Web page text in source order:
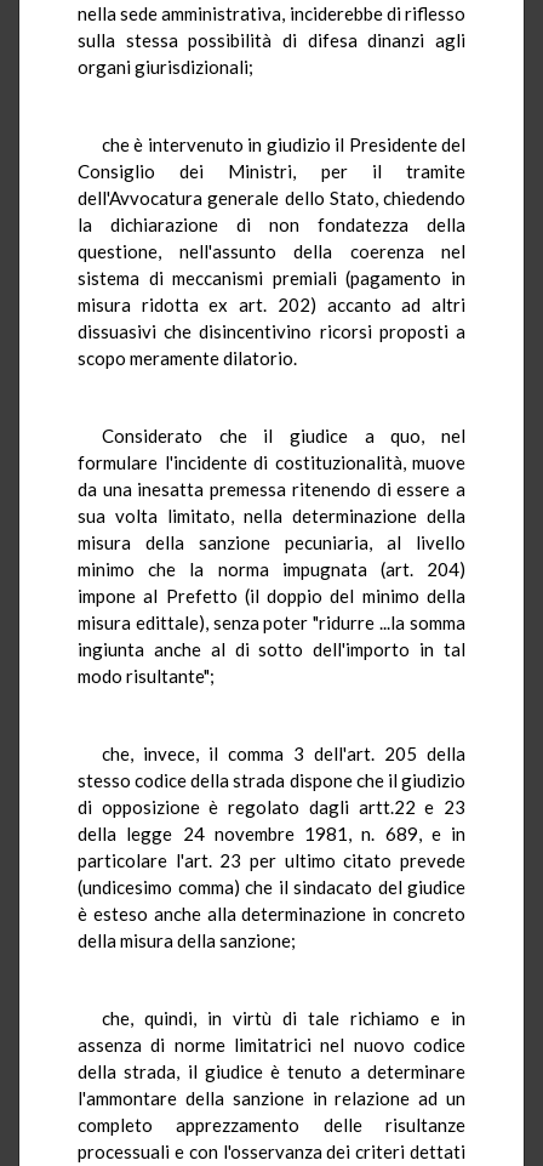
nella sede amministrativa, inciderebbe di riflesso
sulla stessa possibilità di difesa dinanzi agli
organi giurisdizionali;
che è intervenuto in giudizio il Presidente del
Consiglio dei Ministri, per il tramite
dell'Avvocatura generale dello Stato, chiedendo
la dichiarazione di non fondatezza della
questione, nell'assunto della coerenza nel
sistema di meccanismi premiali (pagamento in
misura ridotta ex art. 202) accanto ad altri
dissuasivi che disincentivino ricorsi proposti a
scopo meramente dilatorio.
Considerato che il giudice a quo, nel
formulare l'incidente di costituzionalità, muove
da una inesatta premessa ritenendo di essere a
sua volta limitato, nella determinazione della
misura della sanzione pecuniaria, al livello
minimo che la norma impugnata (art. 204)
impone al Prefetto (il doppio del minimo della
misura edittale), senza poter "ridurre ...la somma
ingiunta anche al di sotto dell'importo in tal
modo risultante";
che, invece, il comma 3 dell'art. 205 della
stesso codice della strada dispone che il giudizio
di opposizione è regolato dagli artt.22 e 23
della legge 24 novembre 1981, n. 689, e in
particolare l'art. 23 per ultimo citato prevede
(undicesimo comma) che il sindacato del giudice
è esteso anche alla determinazione in concreto
della misura della sanzione;
che, quindi, in virtù di tale richiamo e in
assenza di norme limitatrici nel nuovo codice
della strada, il giudice è tenuto a determinare
l'ammontare della sanzione in relazione ad un
completo apprezzamento delle risultanze
processuali e con l'osservanza dei criteri dettati